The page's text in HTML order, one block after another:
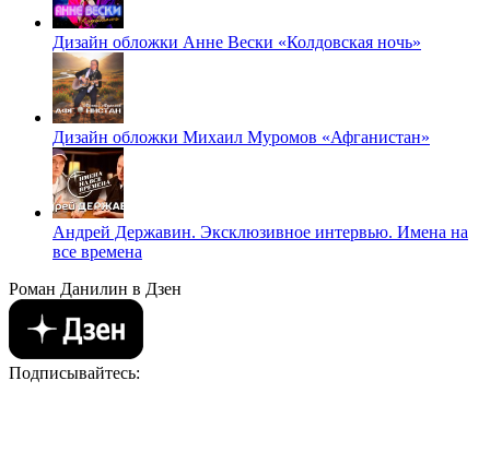
Дизайн обложки Анне Вески «Колдовская ночь»
Дизайн обложки Михаил Муромов «Афганистан»
Андрей Державин. Эксклюзивное интервью. Имена на
все времена
Роман Данилин в Дзен
Подписывайтесь: